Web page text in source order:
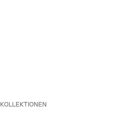
KOLLEKTIONEN